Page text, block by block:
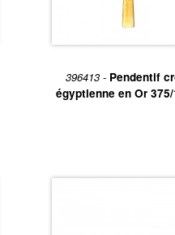
396413 - Pendentif
égyptienne en Or